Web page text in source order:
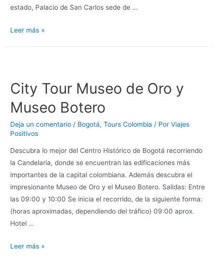
estado, Palacio de San Carlos sede de …
Leer más »
City Tour Museo de Oro y
Museo Botero
Deja un comentario / Bogotá,Tours Colombia / PorViajes
Positivos
Descubra lo mejor del Centro Histórico de Bogotá recorriendo
la Candelaria, donde se encuentran las edificaciones más
importantes de la capital colombiana. Además descubra el
impresionante Museo de Oro y el Museo Botero. Salidas: Entre
las 09:00 y 10:00 Se inicia el recorrido, de la siguiente forma:
(horas aproximadas, dependiendo del tráfico) 09:00 aprox.
Hotel …
Leer más »